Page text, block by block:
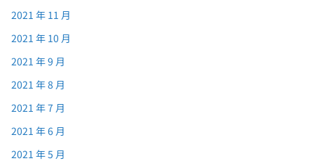
2021 年 11 月
2021 年 10 月
2021 年 9 月
2021 年 8 月
2021 年 7 月
2021 年 6 月
2021 年 5 月